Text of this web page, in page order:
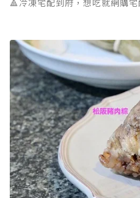
🔺冷凍宅配到府，想吃就網購宅